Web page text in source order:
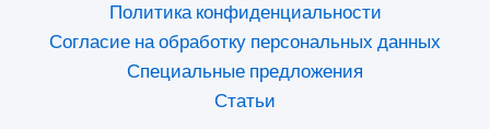
Политика конфиденциальности
Согласие на обработку персональных данных
Специальные предложения
Статьи